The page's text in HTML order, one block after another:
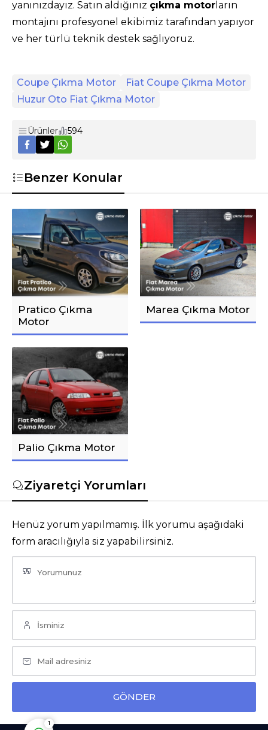
yanınızdayız. Satın aldığınız çıkma motor ların
montajını profesyonel ekibimiz tarafından yapıyor
ve her türlü teknik destek sağlıyoruz.
Coupe Çıkma Motor
Fiat Coupe Çıkma Motor
Huzur Oto Fiat Çıkma Motor
Ürünler 594
Benzer Konular
Pratico Çıkma
Motor
Marea Çıkma Motor
Palio Çıkma Motor
Ziyaretçi Yorumları
Henüz yorum yapılmamış. İlk yorumu aşağıdaki
form aracılığıyla siz yapabilirsiniz.
Sinan Yılmaz
1